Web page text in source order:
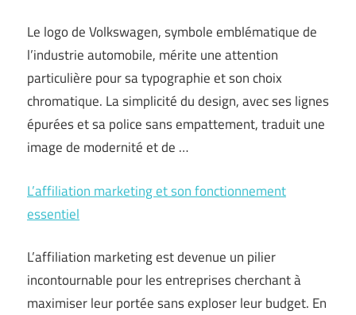
Le logo de Volkswagen, symbole emblématique de
l’industrie automobile, mérite une attention
particulière pour sa typographie et son choix
chromatique. La simplicité du design, avec ses lignes
épurées et sa police sans empattement, traduit une
image de modernité et de …
L’affiliation marketing et son fonctionnement
essentiel
L’affiliation marketing est devenue un pilier
incontournable pour les entreprises cherchant à
maximiser leur portée sans exploser leur budget. En